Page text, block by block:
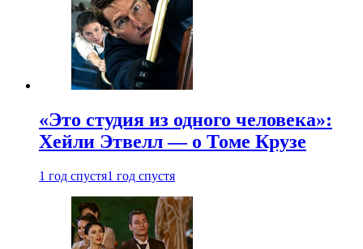
«Это студия из одного человека»:
Хейли Этвелл — о Томе Крузе
1 год спустя1 год спустя